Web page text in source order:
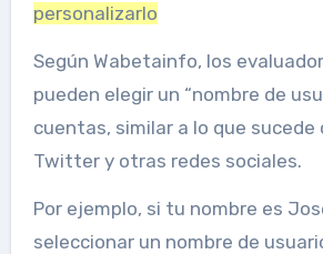
personalizarlo
Según Wabetainfo, los
pueden elegir un “nombre de
cuentas, similar a lo que sucede
Twitter y otras redes sociales.
Por ejemplo, si tu nombre es
seleccionar un nombre de